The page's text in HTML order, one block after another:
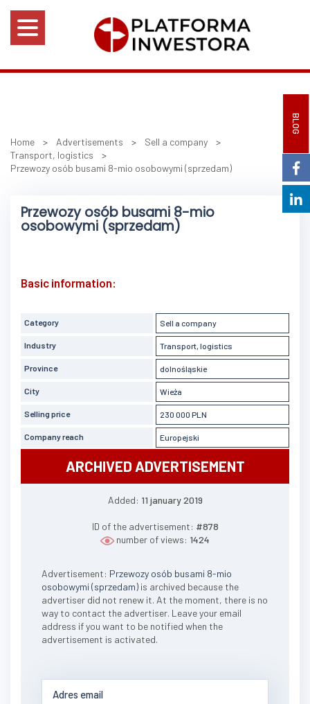
BLOG
Home > Advertisements > Sell a company >
Transport, logistics >
Przewozy osób busami 8-mio osobowymi (sprzedam)
Przewozy osób busami 8-mio
osobowymi (sprzedam)
Basic information:
Category Sell a company
Industry Transport, logistics
Province dolnośląskie
City Wieża
Selling price 230 000 PLN
Company reach Europejski
ARCHIVED ADVERTISEMENT
Added: 11 january 2019
ID of the advertisement: #878
number of views: 1424
Advertisement: Przewozy osób busami 8-mio
osobowymi (sprzedam) is archived because the
advertiser did not renew it. At the moment, there is no
way to contact the advertiser. Leave your email
address if you want to be notified when the
advertisement is activated.